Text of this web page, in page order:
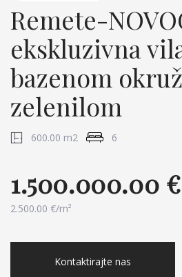
Remete-
ekskluzivna
bazenom
zelenilom
600.00 m2 6
1.500.000.00 €
2.500.00 €/m²
Kontaktirajte nas